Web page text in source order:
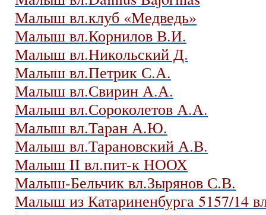
Малыш вл.клуб «Медведь»
Малыш вл.Корнилов В.И.
Малыш вл.Никольский Д.
Малыш вл.Петрик С.А.
Малыш вл.Свирин А.А.
Малыш вл.Сороколетов А.А.
Малыш вл.Таран А.Ю.
Малыш вл.Тарановский А.В.
Малыш II вл.пит-к НООХ
Малыш-Бельчик вл.Зырянов С.В.
Малыш из Катариненбурга 5157/14